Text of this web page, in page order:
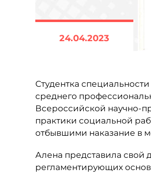
24.04.2023
Студентка
среднего
Всероссийской научно-
практики социальной
отбывшими наказание в
Алена представила свой
регламентирующих